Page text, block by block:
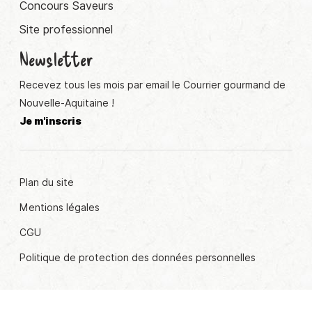
Concours Saveurs
Site professionnel
Newsletter
Recevez tous les mois par email le Courrier gourmand de
Nouvelle-Aquitaine !
Je m'inscris
Plan du site
Mentions légales
CGU
Politique de protection des données personnelles